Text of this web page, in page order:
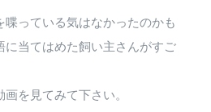
喋っている気はなかったのかも
に当てはめた飼い主さんがすご
を見てみて下さい。